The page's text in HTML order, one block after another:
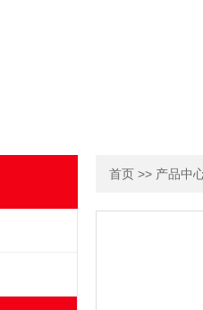
首页 >> 产品中